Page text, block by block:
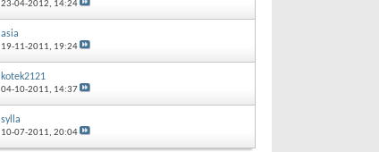
23-04-2012, 14:24
asia
19-11-2011, 19:24
kotek2121
04-10-2011, 14:37
sylla
10-07-2011, 20:04